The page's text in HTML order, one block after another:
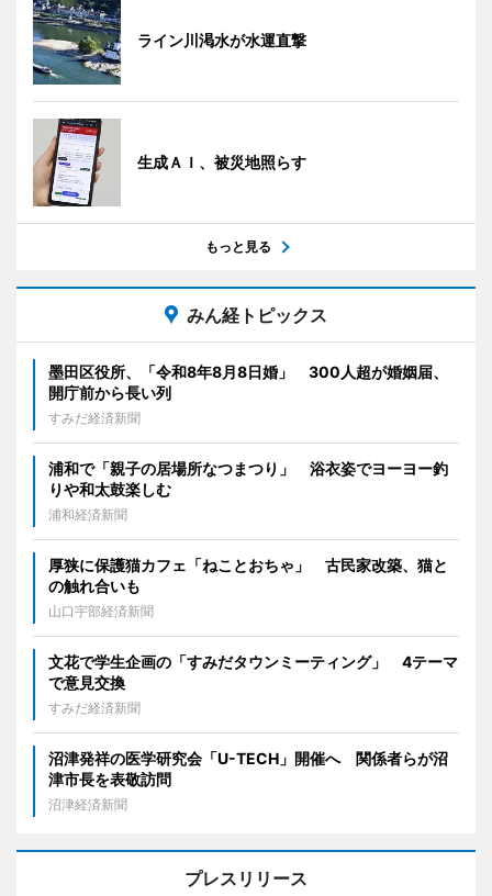
ライン川渇水が水運直撃
生成ＡＩ、被災地照らす
もっと見る
みん経トピックス
墨田区役所、「令和8年8月8日婚」 300人超が婚姻届、
開庁前から長い列
すみだ経済新聞
浦和で「親子の居場所なつまつり」 浴衣姿でヨーヨー釣
りや和太鼓楽しむ
浦和経済新聞
厚狭に保護猫カフェ「ねことおちゃ」 古民家改築、猫と
の触れ合いも
山口宇部経済新聞
文花で学生企画の「すみだタウンミーティング」 4テーマ
で意見交換
すみだ経済新聞
沼津発祥の医学研究会「U-TECH」開催へ 関係者らが沼
津市長を表敬訪問
沼津経済新聞
プレスリリース